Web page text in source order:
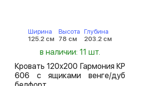
Ширина
125.2 см
Высота
78 см
Глубина
203.2 см
в наличии: 11 шт.
Кровать 120х200 Гармония КР
606 с ящиками венге/дуб